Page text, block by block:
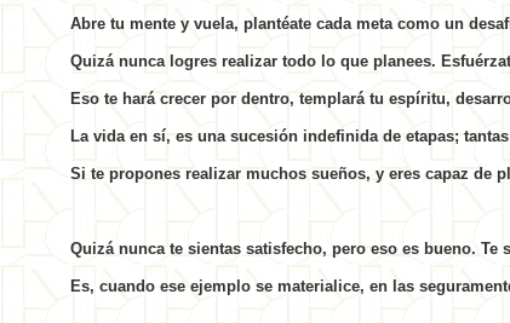
Abre tu mente y vuela, plantéate cada meta como un
Quizá nunca logres realizar todo lo que planees.
Eso te hará crecer por dentro, templará tu espíritu,
La vida en sí, es una sucesión indefinida de etapas;
Si te propones realizar muchos sueños, y eres capaz de
Quizá nunca te sientas satisfecho, pero eso es bueno.
Es, cuando ese ejemplo se materialice, en las